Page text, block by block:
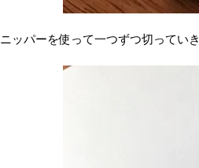
ニッパーを使って一つずつ切ってい